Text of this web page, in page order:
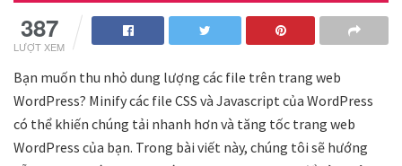
387
LƯỢT XEM
Bạn muốn thu nhỏ dung lượng các file trên trang web
WordPress? Minify các file CSS và Javascript của WordPress
có thể khiến chúng tải nhanh hơn và tăng tốc trang web
WordPress của bạn. Trong bài viết này, chúng tôi sẽ hướng